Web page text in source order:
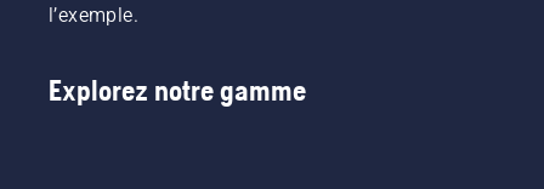
l’exemple.
Explorez notre gamme